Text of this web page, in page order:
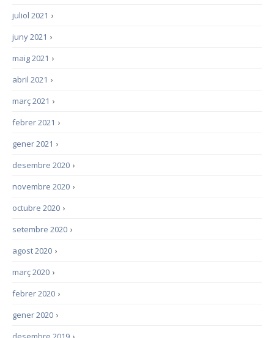
›
juliol 2021
›
juny 2021
›
maig 2021
›
abril 2021
›
març 2021
›
febrer 2021
›
gener 2021
›
desembre 2020
›
novembre 2020
›
octubre 2020
›
setembre 2020
›
agost 2020
›
març 2020
›
febrer 2020
›
gener 2020